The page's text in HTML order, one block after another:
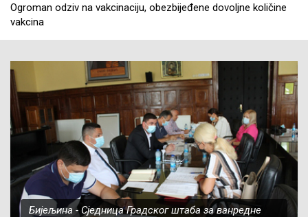
Оgroman odziv na vakcinaciju, obezbijeđene dovoljne količine
vakcina
Бијељина - Сједница Градског штаба за ванредне